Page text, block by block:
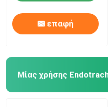
επαφή
Μίας χρήσης